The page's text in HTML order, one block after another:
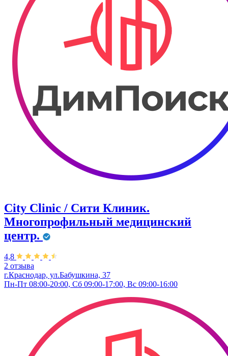
City Clinic / Сити Клиник.
Многопрофильный медицинский
центр.
4,8
2 отзыва
г.Краснодар, ул.Бабушкина, 37
Пн-Пт 08:00-20:00, Сб 09:00-17:00, Вс 09:00-16:00